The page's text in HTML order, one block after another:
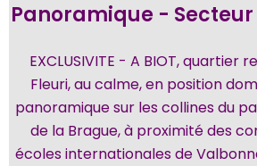
Panoramique - Secteur
EXCLUSIVITE - A BIOT, quartier
Fleuri, au calme, en position
panoramique sur les collines du
de la Brague, à proximité des
écoles internationales de